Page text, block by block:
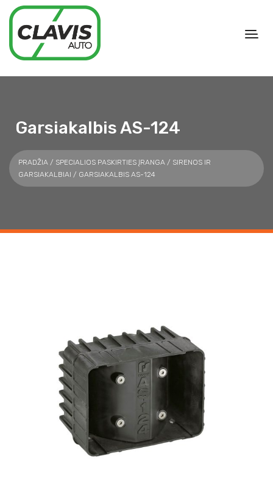
Garsiakalbis AS-124
PRADŽIA / SPECIALIOS PASKIRTIES ĮRANGA / SIRENOS IR
GARSIAKALBIAI / GARSIAKALBIS AS-124